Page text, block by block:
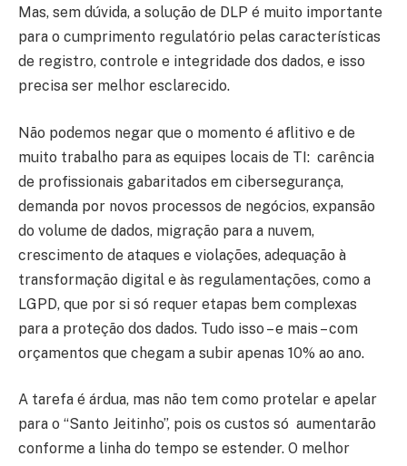
Mas, sem dúvida, a solução de DLP é muito importante
para o cumprimento regulatório pelas características
de registro, controle e integridade dos dados, e isso
precisa ser melhor esclarecido.
Não podemos negar que o momento é aflitivo e de
muito trabalho para as equipes locais de TI: carência
de profissionais gabaritados em cibersegurança,
demanda por novos processos de negócios, expansão
do volume de dados, migração para a nuvem,
crescimento de ataques e violações, adequação à
transformação digital e às regulamentações, como a
LGPD, que por si só requer etapas bem complexas
para a proteção dos dados. Tudo isso – e mais – com
orçamentos que chegam a subir apenas 10% ao ano.
A tarefa é árdua, mas não tem como protelar e apelar
para o “Santo Jeitinho”, pois os custos só aumentarão
conforme a linha do tempo se estender. O melhor